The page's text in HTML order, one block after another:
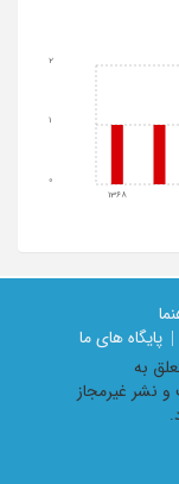
1368
0
1
2
پایگاه های ما
به
نشر غیرمجاز